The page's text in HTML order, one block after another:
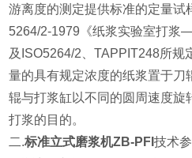
游离度的测定提供标准的定量试
5264/2-1979《纸浆实验室打
及ISO5264/2、TAPPIT248所规
量的具有规定浓度的纸浆置于刀
辊与打浆缸以不同的圆周速度旋
打浆的目的。
二.标准立式磨浆机ZB-PFI技术参